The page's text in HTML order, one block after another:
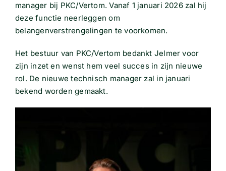
manager bij PKC/Vertom. Vanaf 1 januari 2026 zal hij
deze functie neerleggen om
belangenverstrengelingen te voorkomen.
Het bestuur van PKC/Vertom bedankt Jelmer voor
zijn inzet en wenst hem veel succes in zijn nieuwe
rol. De nieuwe technisch manager zal in januari
bekend worden gemaakt.